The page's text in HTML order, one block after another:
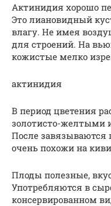
Актинидия хорошо
Это лиановидный
влагу. Не имея
для строений. На
кожистые мелко
актинидия
В период цветения
золотисто-желтыми
После
очень похожи на
Плоды полезные,
Употребляются в
консервированном